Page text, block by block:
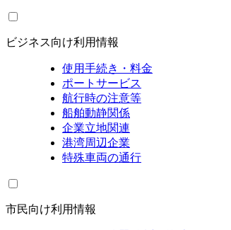
ビジネス向け利用情報
使用手続き・料金
ポートサービス
航行時の注意等
船舶動静関係
企業立地関連
港湾周辺企業
特殊車両の通行
市民向け利用情報